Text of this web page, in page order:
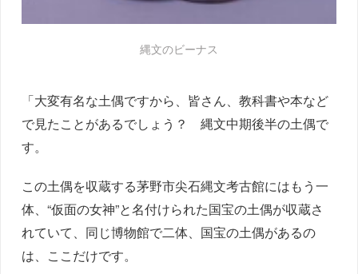
縄文のビーナス
「大変有名な土偶ですから、皆さん、教科書や本など
で見たことがあるでしょう？ 縄文中期後半の土偶で
す。
この土偶を収蔵する茅野市尖石縄文考古館にはもう一
体、“仮面の女神”と名付けられた国宝の土偶が収蔵さ
れていて、同じ博物館で二体、国宝の土偶があるの
は、ここだけです。